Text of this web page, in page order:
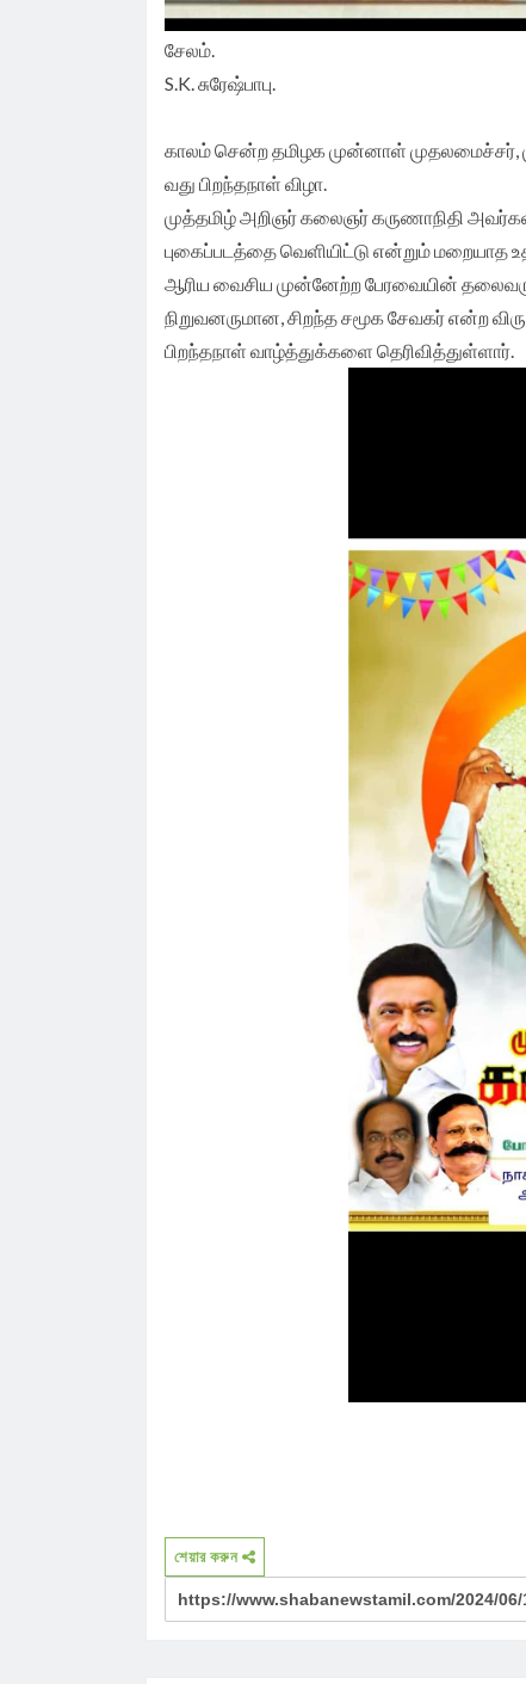
சேலம்.
S.K. சுரேஷ்பாபு.
காலம் சென்ற தமிழக முன்னாள் முதலமைச்சர்,
வது பிறந்தநாள் விழா.
முத்தமிழ் அறிஞர் கலைஞர் கருணாநிதி
புகைப்படத்தை வெளியிட்டு என்றும்
ஆரிய வைசிய முன்னேற்ற பேரவையின்
நிறுவனருமான, சிறந்த சமூக சேவகர் என்ற
பிறந்தநாள் வாழ்த்துக்களை தெரிவித்துள்ளார்.
শেয়ার করুন